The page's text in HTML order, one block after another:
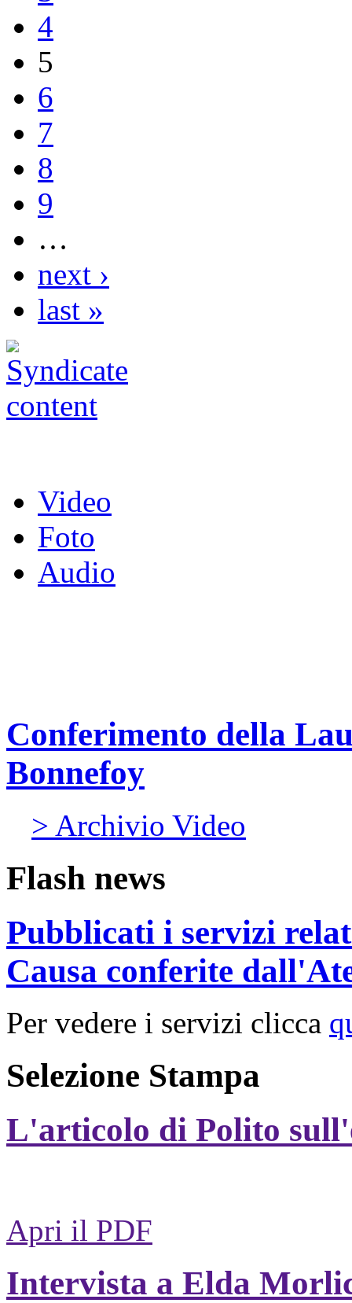
4
5
6
7
8
9
…
next ›
last »
Video
Foto
Audio
Conferimento della
Bonnefoy
> Archivio Video
Flash news
Pubblicati i servizi
Causa conferite
Per vedere i servizi clicca
Selezione Stampa
L'articolo di Polito
Apri il PDF
Intervista a Elda